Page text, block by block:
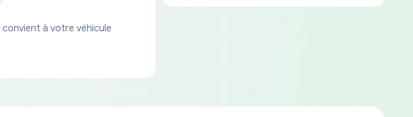
à votre véhicule